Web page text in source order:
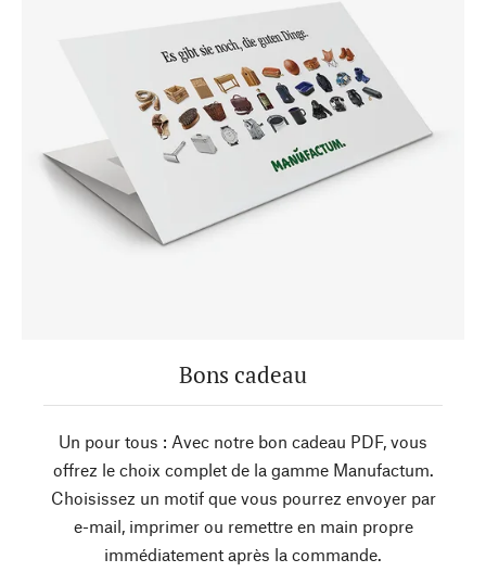
Bons cadeau
Un pour tous : Avec notre bon cadeau PDF, vous
offrez le choix complet de la gamme Manufactum.
Choisissez un motif que vous pourrez envoyer par
e-mail, imprimer ou remettre en main propre
immédiatement après la commande.